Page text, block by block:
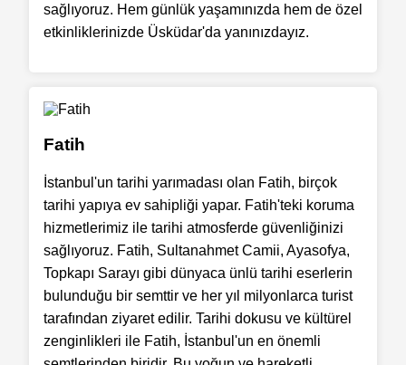
sağlıyoruz. Hem günlük yaşamınızda hem de özel
etkinliklerinizde Üsküdar'da yanınızdayız.
Fatih
İstanbul'un tarihi yarımadası olan Fatih, birçok
tarihi yapıya ev sahipliği yapar. Fatih'teki koruma
hizmetlerimiz ile tarihi atmosferde güvenliğinizi
sağlıyoruz. Fatih, Sultanahmet Camii, Ayasofya,
Topkapı Sarayı gibi dünyaca ünlü tarihi eserlerin
bulunduğu bir semttir ve her yıl milyonlarca turist
tarafından ziyaret edilir. Tarihi dokusu ve kültürel
zenginlikleri ile Fatih, İstanbul'un en önemli